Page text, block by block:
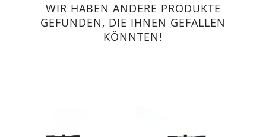
WIR HABEN ANDERE PRODUKTE
GEFUNDEN, DIE IHNEN GEFALLEN
KÖNNTEN!